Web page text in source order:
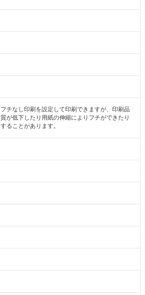
フチなし印刷を設定して印刷できますが、印刷品
質が低下したり用紙の伸縮によりフチができたり
することがあります。